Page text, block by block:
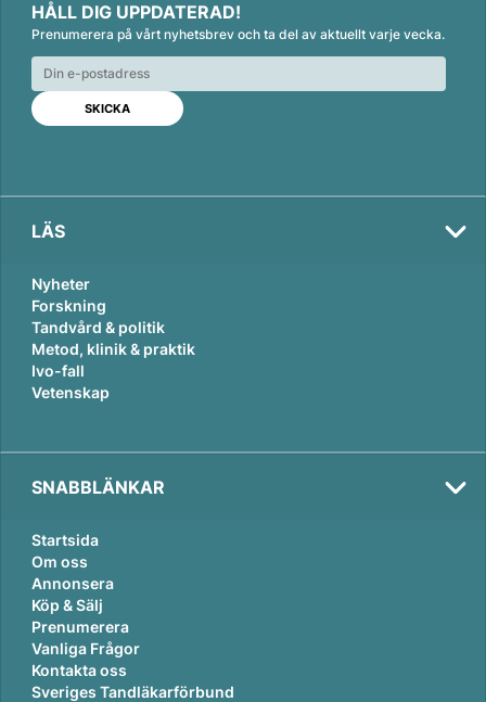
n
k
e
d
n
c
e
b
o
o
k
a
i
l
HÅLL DIG UPPDATERAD!
Prenumerera på vårt nyhetsbrev och ta del av aktuellt varje vecka.
LÄS
Nyheter
Forskning
Tandvård & politik
Metod, klinik & praktik
Ivo-fall
Vetenskap
SNABBLÄNKAR
Startsida
Om oss
Annonsera
Köp & Sälj
Prenumerera
Vanliga Frågor
Kontakta oss
Sveriges Tandläkarförbund